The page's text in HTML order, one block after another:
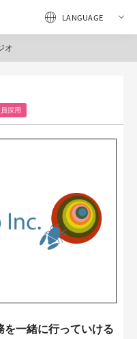
オ
採用
を一緒に行っていける